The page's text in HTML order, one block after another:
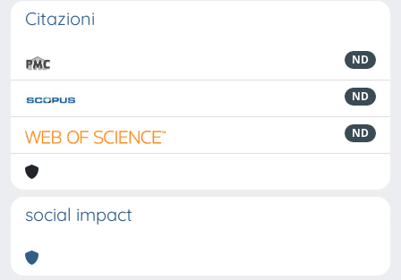
Citazioni
ND
ND
ND
social impact